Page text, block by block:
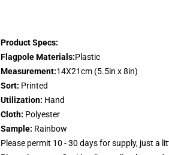
Product Specs:
Flagpole Materials:Plastic
Measurement:14X21cm (5.5in x 8in)
Sort: Printed
Utilization: Hand
Cloth: Polyester
Sample: Rainbow
Please permit 10 - 30 days for supply, just a